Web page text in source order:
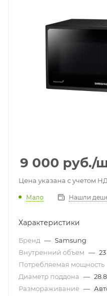
9 000 руб./
Цена указана с учетом
Мало Нашли
Характеристики
Бренд — Samsung
Внутренний объем —
Потребляемая мощность
Диаметр поддона —
Размораживание —